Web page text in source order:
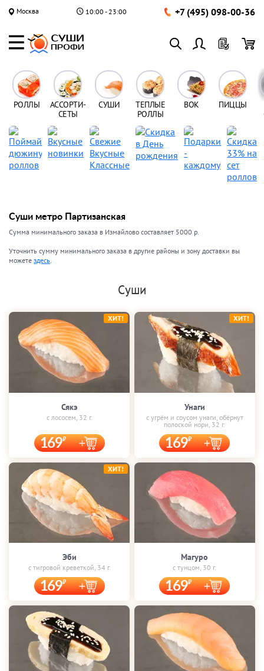
Москва 10:00 - 23:00 +7 (495) 098-00-36
РОЛЛЫ
АССОРТИ-
СЕТЫ
СУШИ
ТЕПЛЫЕ
РОЛЛЫ
ВОК ПИЦЦЫ
Суши метро Партизанская
Сумма минимального заказа в Измайлово составляет 5000 р.
Уточнить сумму минимального заказа в другие районы и зону доставки вы
можетездесь.
Суши
Сякэ
с лососем, 32 г.
169
ХИТ!
Унаги
с угрём и соусом унаги, обёрнут
полоской нори, 32 г.
169
ХИТ!
Эби
с тигровой креветкой, 34 г.
169
ХИТ!
Магуро
с тунцом, 30 г.
169